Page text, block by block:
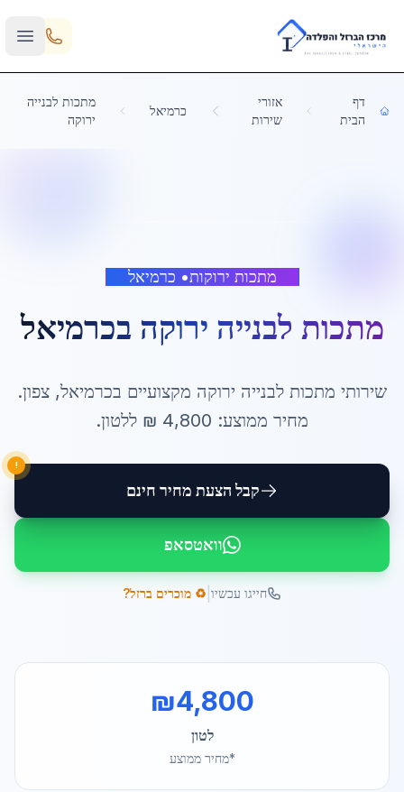
Skip to main content
דף
הבית
אזורי
שירות
כרמיאל
מתכות לבנייה
ירוקה
מתכות ירוקות• כרמיאל
מתכות לבנייה ירוקה בכרמיאל
שירותי מתכות לבנייה ירוקה מקצועיים בכרמיאל, צפון.
מחיר ממוצע: 4,800 ₪ ללטון.
קבל הצעת מחיר חינם
!
וואטסאפ
חייגו עכשיו ♻️ מוכרים ברזל?
₪4,800
לטון
*מחיר ממוצע